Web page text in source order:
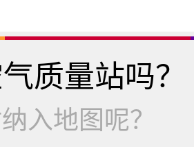
质量站吗？
入地图呢？